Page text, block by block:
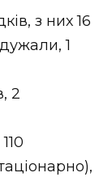
з них 16
1
2